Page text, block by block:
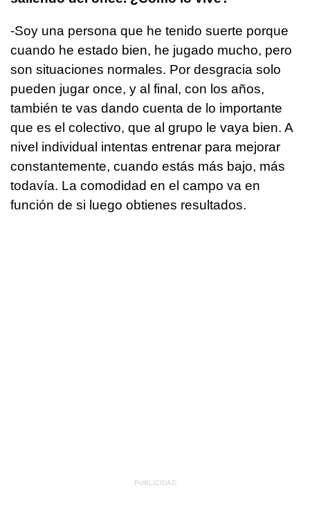
-Soy una persona que he tenido suerte porque
cuando he estado bien, he jugado mucho, pero
son situaciones normales. Por desgracia solo
pueden jugar once, y al final, con los años,
también te vas dando cuenta de lo importante
que es el colectivo, que al grupo le vaya bien. A
nivel individual intentas entrenar para mejorar
constantemente, cuando estás más bajo, más
todavía. La comodidad en el campo va en
función de si luego obtienes resultados.